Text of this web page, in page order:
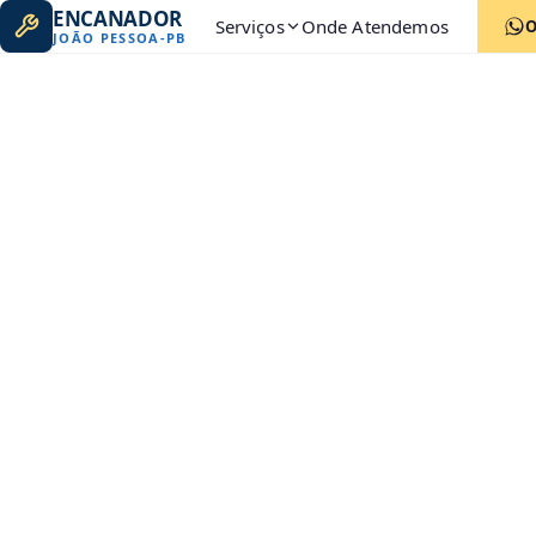
ENCANADOR
JOÃO PESSOA-PB Serviços Onde Atendemos